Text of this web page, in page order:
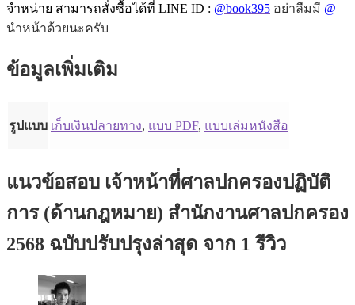
จำหน่าย สามารถสั่งซื้อได้ที่ LINE ID : @book395 อย่าลืมมี @
นำหน้าด้วยนะครับ
ข้อมูลเพิ่มเติม
รูปแบบ เก็บเงินปลายทาง, แบบ PDF, แบบเล่มหนังสือ
แนวข้อสอบ เจ้าหน้าที่ศาลปกครองปฏิบัติ
การ (ด้านกฎหมาย) สำนักงานศาลปกครอง
2568 ฉบับปรับปรุงล่าสุด จาก 1 รีวิว